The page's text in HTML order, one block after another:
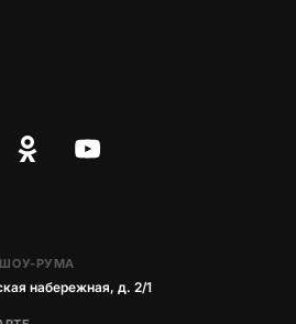
РУМА
набережная, д. 2/1